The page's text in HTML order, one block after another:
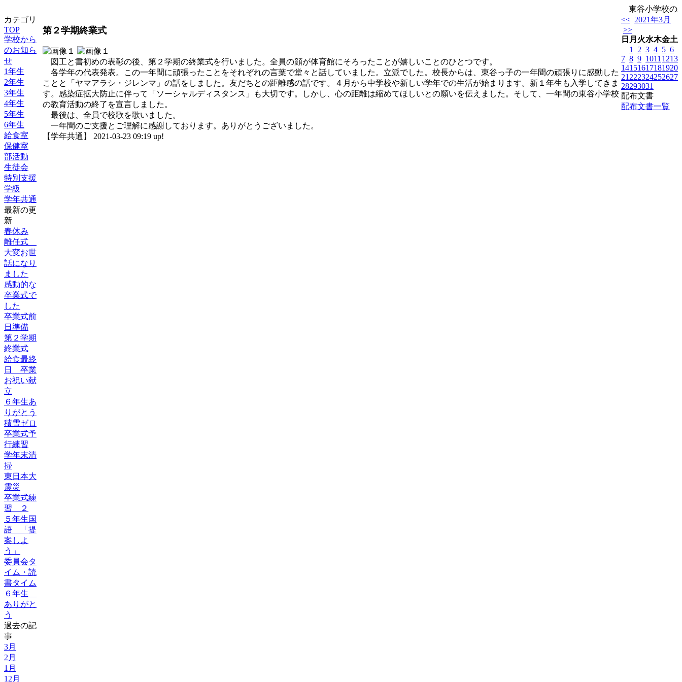
東谷小学校の
カテゴリ
TOP
学校から
のお知ら
せ
1年生
2年生
3年生
4年生
5年生
6年生
給食室
保健室
部活動
生徒会
特別支援
学級
学年共通
最新の更
新
春休み
離任式
大変お世
話になり
ました
感動的な
卒業式で
した
卒業式前
日準備
第２学期
終業式
給食最終
日 卒業
お祝い献
立
６年生あ
りがとう
積雪ゼロ
卒業式予
行練習
学年末清
掃
東日本大
震災
卒業式練
習 ２
５年生国
語 「提
案しよ
う」
委員会タ
イム・読
書タイム
６年生
ありがと
う
過去の記
事
3月
2月
1月
12月
第２学期終業式
図工と書初めの表彰の後、第２学期の終業式を行いました。全員の顔が体育館にそろったことが嬉しいことのひとつです。
各学年の代表発表。この一年間に頑張ったことをそれぞれの言葉で堂々と話していました。立派でした。校長からは、東谷っ子の一年間の頑張りに感動した
ことと「ヤマアラシ・ジレンマ」の話をしました。友だちとの距離感の話です。４月から中学校や新しい学年での生活が始まります。新１年生も入学してきま
す。感染症拡大防止に伴って「ソーシャルディスタンス」も大切です。しかし、心の距離は縮めてほしいとの願いを伝えました。そして、一年間の東谷小学校
の教育活動の終了を宣言しました。
最後は、全員で校歌を歌いました。
一年間のご支援とご理解に感謝しております。ありがとうございました。
【学年共通】 2021-03-23 09:19 up!
<< 2021年3月
>>
日 月 火水木金土
1
2 3 4 5 6
7 8 9 1011 1213
14151617181920
21 222324252627
28293031
配布文書
配布文書一覧